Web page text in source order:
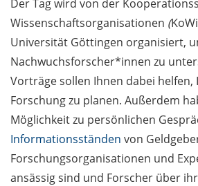
Oktober 2023 / Guided
tours and talks for
Restoration Day on 15
October 2023 (in
German)
Tag der Bibliotheken am
24. Oktober 2023/
Libraries Day on 24
October 2023
Der Tag wird von der
Wissenschaftsorganisationen (
Universität Göttingen organisiert,
Nachwuchsforscher*innen zu
Vorträge sollen Ihnen dabei
Forschung zu planen. Außerdem
Möglichkeit zu persönlichen
Informationsständen von
Forschungsorganisationen und
ansässig sind und Forscher über